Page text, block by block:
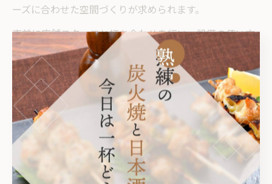
ーズに合わせた空間づくりが求められます。
事前に店舗スタッフと打ち合わせを行い、設備の使い方
やレイアウトの相談をしておくことで、当日のトラブル
を未然に防ぐことができます。設備面の工夫は、参加者
全員が快適に過ごせる宴会運営の鍵となります。
居酒屋の雰囲気が宴会に与える影響
居酒屋の雰囲気は、宴会やイベントの印象を大きく左右
します。落ち着いた和の空間や、賑やかな大衆居酒屋、